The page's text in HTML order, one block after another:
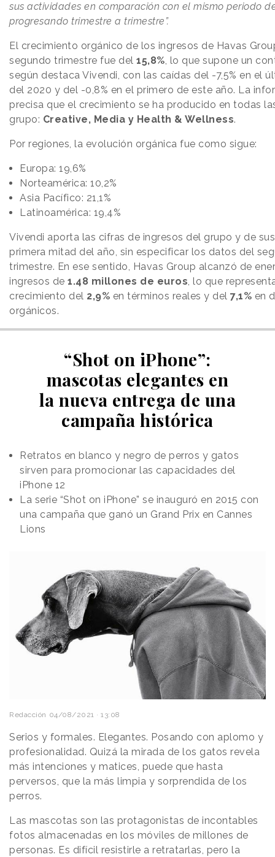
sus actividades en comparación con el mismo periodo
progresando trimestre a trimestre”.
El crecimiento orgánico de los ingresos de Havas
segundo trimestre fue del 15,8%, lo que supone un
según destaca Vivendi, con las caídas del -7,5% en el
del 2020 y del -0,8% en el primero de este año. La
precisa que el crecimiento se ha producido en todas
grupo: Creative, Media y Health & Wellness.
Por regiones, la evolución orgánica fue como sigue:
Europa: 19,6%
Norteamérica: 10,2%
Asia Pacífico: 21,1%
Latinoamérica: 19,4%
Vivendi aporta las cifras de ingresos del grupo y de
primera mitad del año, sin especificar los datos del
trimestre. En ese sentido, Havas Group alcanzó de
ingresos de 1.48 millones de euros, lo que
crecimiento del 2,9% en términos reales y del 7,1% en
orgánicos.
“Shot on iPhone”:
mascotas elegantes en
la nueva entrega de una
campaña histórica
Retratos en blanco y negro de perros y gatos
sirven para promocionar las capacidades del
iPhone 12
La serie “Shot on iPhone” se inauguró en 2015 con
una campaña que ganó un Grand Prix en Cannes
Lions
Redacción 04/08/2021 · 13:08
Serios y formales. Elegantes. Posando con aplomo y
profesionalidad. Quizá la mirada de los gatos revela
más intenciones y matices, puede que hasta
perversos, que la más limpia y sorprendida de los
perros.
Las mascotas son las protagonistas de incontables
fotos almacenadas en los móviles de millones de
personas. Es difícil resistirle a retratarlas, pero la